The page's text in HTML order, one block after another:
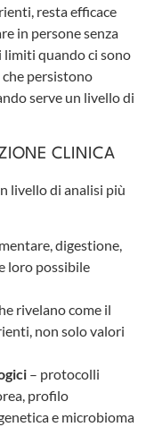
resta efficace
in persone senza
quando ci sono
persistono
serve un livello di
CLINICA
livello di analisi più
digestione,
loro possibile
rivelano come il
non solo valori
– protocolli
profilo
e microbioma